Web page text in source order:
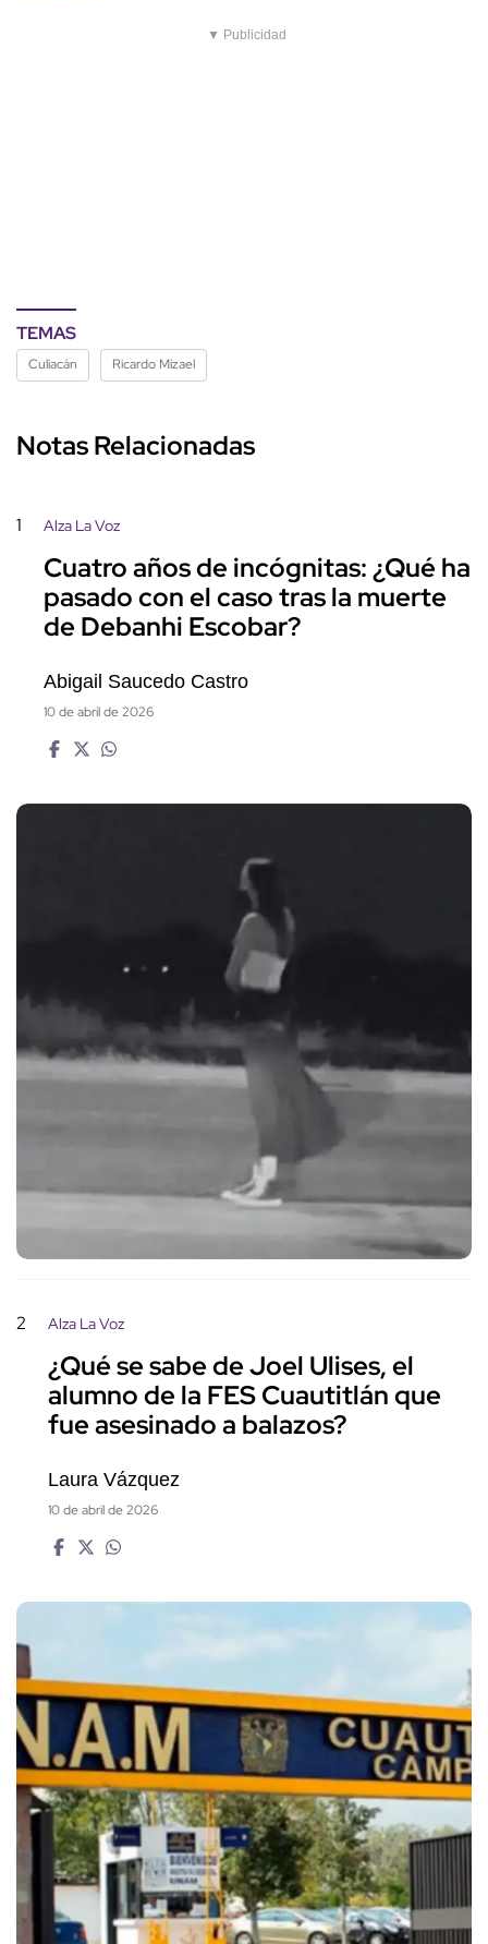
▼ Publicidad
TEMAS
Culiacán Ricardo Mizael
Notas Relacionadas
1 Alza La Voz
Cuatro años de incógnitas: ¿Qué ha
pasado con el caso tras la muerte
de Debanhi Escobar?
Abigail Saucedo Castro
10 de abril de 2026
2 Alza La Voz
¿Qué se sabe de Joel Ulises, el
alumno de la FES Cuautitlán que
fue asesinado a balazos?
Laura Vázquez
10 de abril de 2026